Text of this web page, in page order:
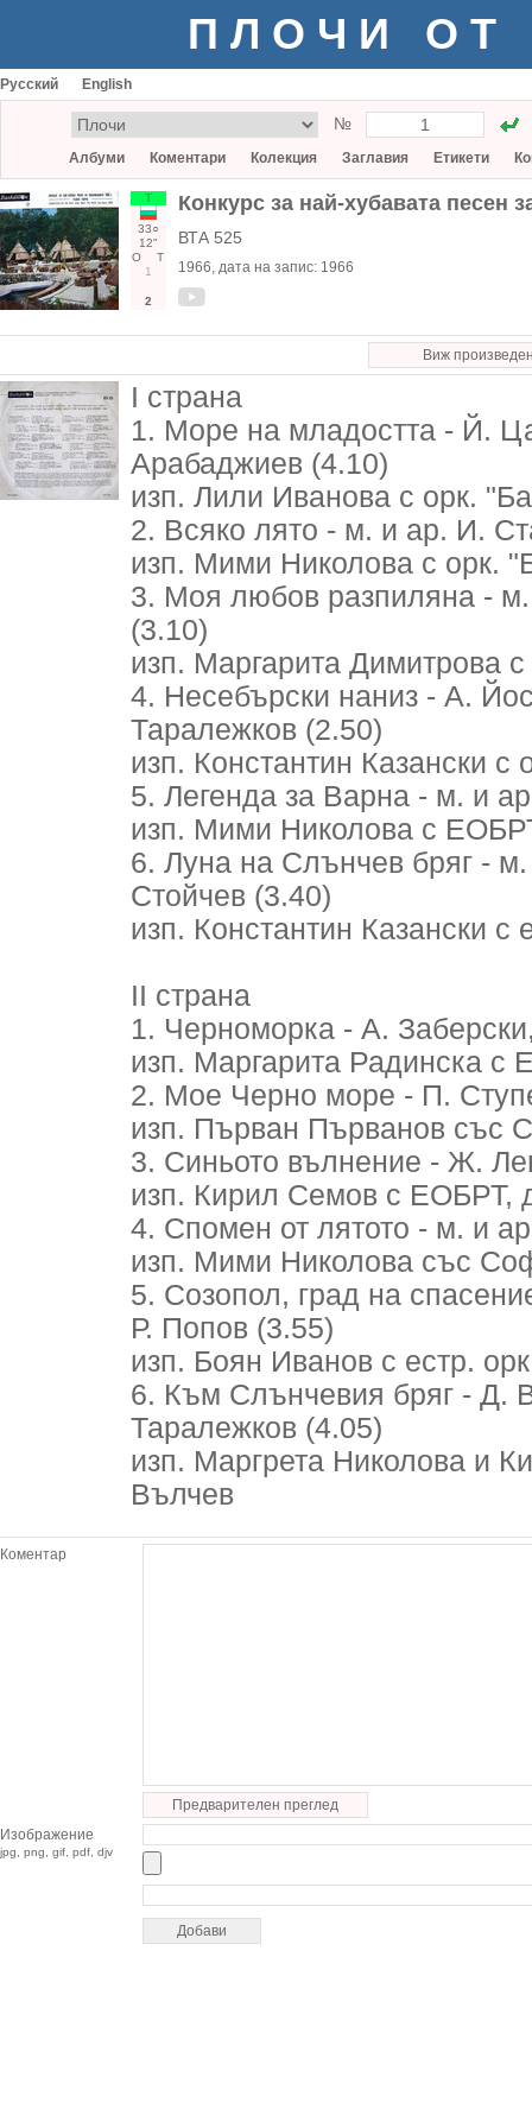
ПЛОЧИ ОТ
Русский English
№
Албуми Коментари Колекция Заглавия Етикети
Т
33○
12"
О
Т
1
2
Конкурс за най-хубавата песен
ВТА 525
1966, дата на запис: 1966
Виж
I страна
1. Море на младостта - Й.
Арабаджиев (4.10)
изп. Лили Иванова с орк.
2. Всяко лято - м. и ар. И.
изп. Мими Николова с орк.
3. Моя любов разпиляна -
(3.10)
изп. Маргарита Димитрова
4. Несебърски наниз - А.
Таралежков (2.50)
изп. Константин Казански
5. Легенда за Варна - м. и
изп. Мими Николова с
6. Луна на Слънчев бряг -
Стойчев (3.40)
изп. Константин Казански
II страна
1. Черноморка - А.
изп. Маргарита Радинска с
2. Мое Черно море - П.
изп. Първан Първанов със
3. Синьото вълнение - Ж.
изп. Кирил Семов с ЕОБРТ,
4. Спомен от лятото - м. и
изп. Мими Николова със
5. Созопол, град на
Р. Попов (3.55)
изп. Боян Иванов с естр.
6. Към Слънчевия бряг - Д.
Таралежков (4.05)
изп. Маргрета Николова и
Вълчев
Коментар
Предварителен преглед
Изображение
jpg, png, gif, pdf, djv